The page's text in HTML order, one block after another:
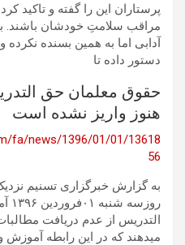
پرستاران این را گفته و تاکید
مراقب سلامتِ خودشان باشند.
آدابی اما به همین بسنده
دستور داده تا
حقوق معلمان حق
هنوز واریز نشده است
fa/news/1396/01/01/13618
56
به گزارش خبرگزاری تسنیم
میدهند که در این رابطه آموزش